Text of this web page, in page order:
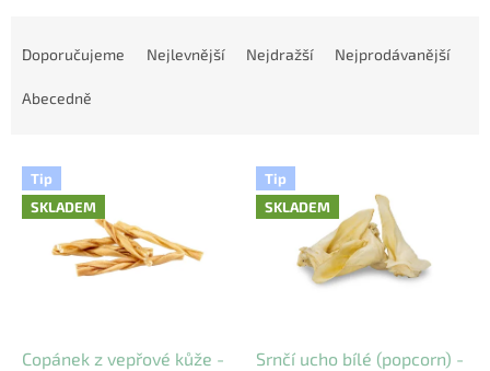
p
Doporučujeme Nejlevnější Nejdražší Nejprodávanější
Abecedně
V
p
Tip
SKLADEM
Copánek z vepřové kůže -
Tip
SKLADEM
Srnčí ucho bílé (popcorn) -